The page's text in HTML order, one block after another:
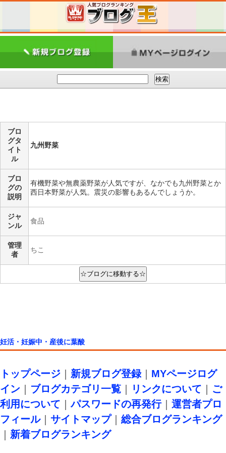
ブロ
グタ
イト
ル
九州野菜
ブロ
グの
説明
有機野菜や無農薬野菜が人気ですが、なかでも九州野菜とか
西日本野菜が人気。震災の影響もあるんでしょうか。
ジャ
ンル
食品
管理
者
ちこ
妊活・妊娠中・産後に葉酸
トップページ 新規ブログ登録｜ MYページログ
イン
ブログカテゴリ一覧 リンクについて
ご
利用について ｜パスワードの再発行｜ 運営者プロ
フィール｜ サイトマップ｜ 総合ブログランキング
新着ブログランキング